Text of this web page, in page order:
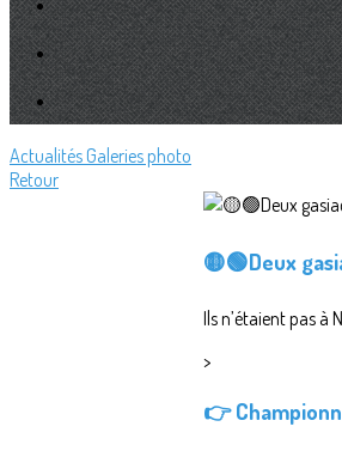
Actualités Galeries photo
Retour
🟡🟢Deux
Ils n’étaient pas à
>
👉